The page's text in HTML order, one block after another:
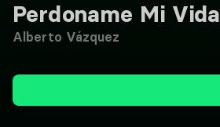
Perdoname Mi Vida
Alberto Vázquez